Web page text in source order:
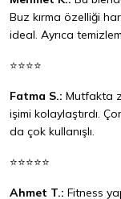
Buz kırma özelliği
ideal. Ayrıca
⭐⭐⭐⭐
Fatma S.: Mutfakta
işimi kolaylaştırdı.
da çok kullanışlı.
⭐⭐⭐⭐⭐
Ahmet T.: Fitness